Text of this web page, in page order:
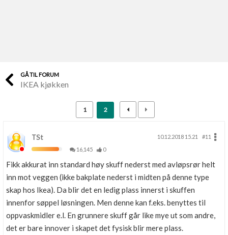
Finn håndverkere
Skaff dokumentasjon som mangler
Kundeservice
Få svar på det du lurer på
Kom i gang med Boligmappa
Se din bolig? Klikk her
GÅ TIL FORUM
IKEA kjøkken
1 2
TSt 10.12.2018 15.21
#11
16,145
0
Fikk akkurat inn standard høy skuff nederst med avløpsrør helt
inn mot veggen (ikke bakplate nederst i midten på denne type
skap hos Ikea). Da blir det en ledig plass innerst i skuffen
innenfor søppel løsningen. Men denne kan f.eks. benyttes til
oppvaskmidler e.l. En grunnere skuff går like mye ut som andre,
det er bare innover i skapet det fysisk blir mere plass.